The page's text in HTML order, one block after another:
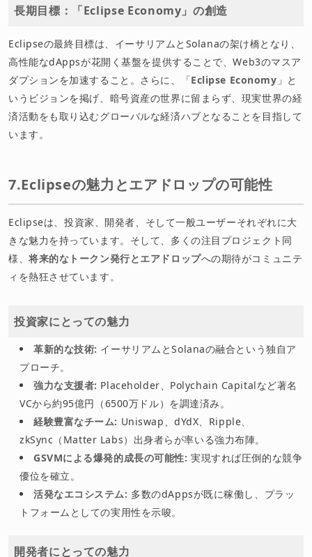
長期目標：「Eclipse Economy」の創造
Eclipseの最終目標は、イーサリアムとSolanaの架け橋となり、
高性能なdAppsが花開く基盤を提供することで、Web3のマスア
ダプションを加速すること。さらに、「Eclipse Economy 」と
いうビジョンを掲げ、暗号資産の世界に留まらず、現実世界の経
済活動をも取り込むグローバルな経済ハブとなることを目指して
います。
7.Eclipseの魅力とエアドロップの可能性
Eclipseは、投資家、開発者、そして一般ユーザーそれぞれに大
きな魅力を持っています。そして、多くの注目プロジェクト同
様、将来的なトークン発行とエアドロップへの期待がコミュニテ
ィを熱狂させています。
投資家にとっての魅力
革新的な技術: イーサリアムとSolanaの融合という独自ア
プローチ。
強力な支援者: Placeholder、Polychain Capitalなど著名
VCから約95億円（6500万ドル）を調達済み。
経験豊富なチーム: Uniswap、dYdX、Ripple、
zkSync（Matter Labs）出身者らが率いる強力布陣。
GSVMによる爆発的成長の可能性: 実現すれば圧倒的な競争
優位を確立。
活発なエコシステム: 多数のdAppsが既に稼働し、プラッ
トフォームとしての実用性を示唆。
開発者にとっての魅力